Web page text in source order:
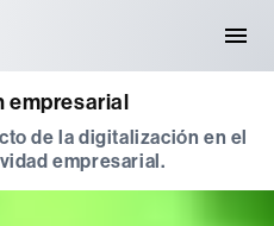
empresarial
de la digitalización en el
empresarial.